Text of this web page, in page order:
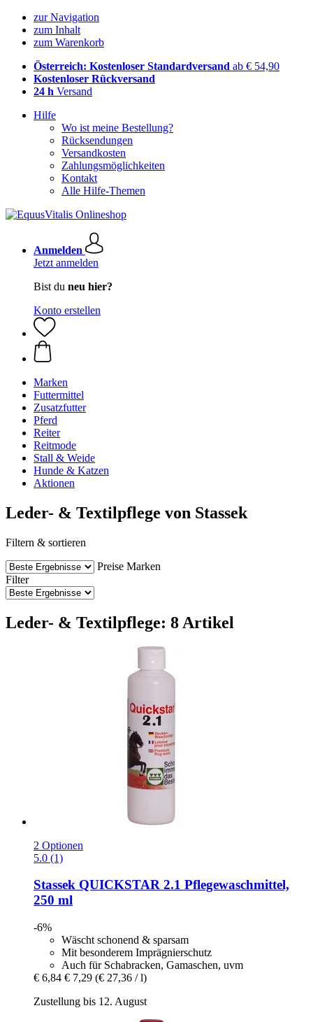
zur Navigation
zum Inhalt
zum Warenkorb
Österreich: Kostenloser Standardversand ab € 54,90
Kostenloser Rückversand
24 h Versand
Hilfe
Wo ist meine Bestellung?
Rücksendungen
Versandkosten
Zahlungsmöglichkeiten
Kontakt
Alle Hilfe-Themen
Anmelden
Jetzt anmelden
Bist du neu hier?
Konto erstellen
Marken
Futtermittel
Zusatzfutter
Pferd
Reiter
Reitmode
Stall & Weide
Hunde & Katzen
Aktionen
Leder- & Textilpflege von Stassek
Filtern & sortieren
Preise Marken
Filter
Leder- & Textilpflege: 8 Artikel
2 Optionen
5.0 (1)
Stassek QUICKSTAR 2.1 Pflegewaschmittel,
250 ml
-6%
Wäscht schonend & sparsam
Mit besonderem Imprägnierschutz
Auch für Schabracken, Gamaschen, uvm
€ 6,84 € 7,29 (€ 27,36 / l)
Zustellung bis 12. August